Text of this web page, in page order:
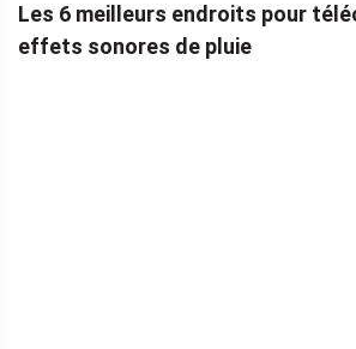
Les 6 meilleurs endroits pour
effets sonores de pluie